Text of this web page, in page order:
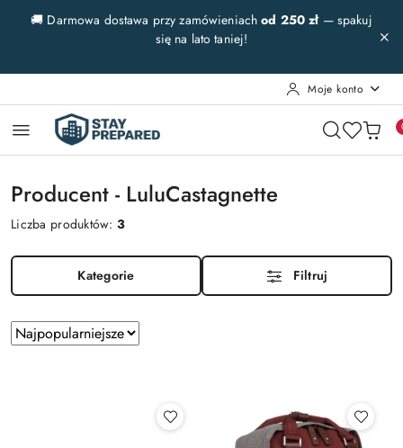
Przejdź do treści głównej
Przejdź do wyszukiwarki
Przejdź do moje konto
Przejdź do menu głównego
Przejdź do stopki
🚚 Darmowa dostawa przy zamówieniachod 250 zł— spakuj
się na lato taniej!
Moje konto
Producent - LuluCastagnette
Liczba produktów:3
Kategorie Filtruj
Zastosowano
sortowanie:
Sortuj
według